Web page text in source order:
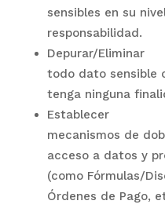
sensibles en su
responsabilidad.
Depurar/Eliminar
todo dato sensible
tenga ninguna
Establecer
mecanismos de
acceso a datos y
(como Fórmulas/
Órdenes de Pago,